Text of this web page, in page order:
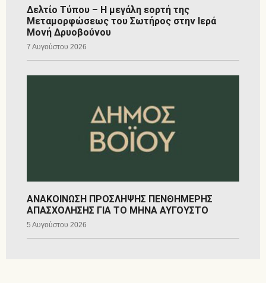
Δελτίο Τύπου – Η μεγάλη εορτή της
Μεταμορφώσεως του Σωτήρος στην Ιερά
Μονή Δρυοβούνου
7 Αυγούστου 2026
ΑΝΑΚΟΙΝΩΣΗ ΠΡΟΣΛΗΨΗΣ ΠΕΝΘΗΜΕΡΗΣ
ΑΠΑΣΧΟΛΗΣΗΣ ΓΙΑ ΤΟ ΜΗΝΑ ΑΥΓΟΥΣΤΟ
5 Αυγούστου 2026